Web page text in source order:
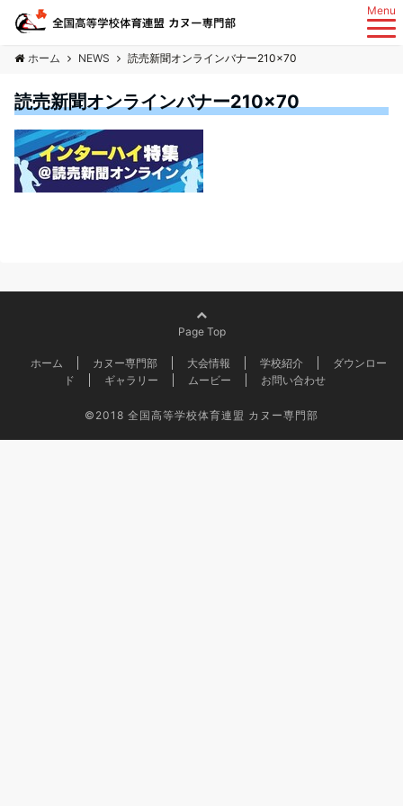
Menu
ホーム NEWS 読売新聞オンラインバナー210×70
読売新聞オンラインバナー210×70
Page Top
ホーム カヌー専門部 大会情報 学校紹介
ダウンロー
ド
ギャラリー ムービー お問い合わせ
©2018 全国高等学校体育連盟 カヌー専門部